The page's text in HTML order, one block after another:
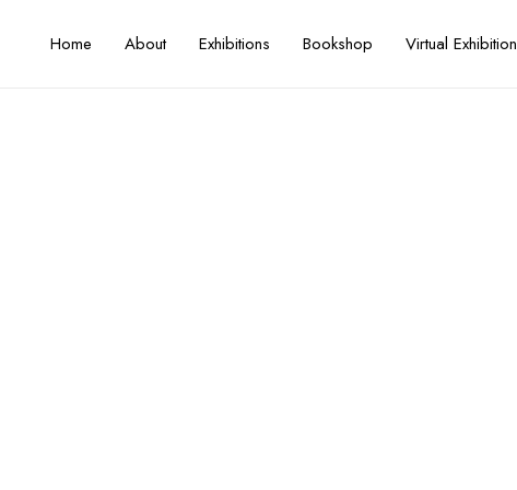
Home About Exhibitions Bookshop Virtual Exhibition